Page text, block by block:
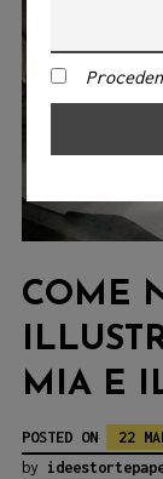
COME
MIA E
POSTED ON
22
by